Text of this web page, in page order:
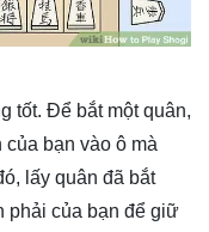
tốt. Để bắt một quân,
bạn vào ô mà
lấy quân đã bắt
phải của bạn để giữ